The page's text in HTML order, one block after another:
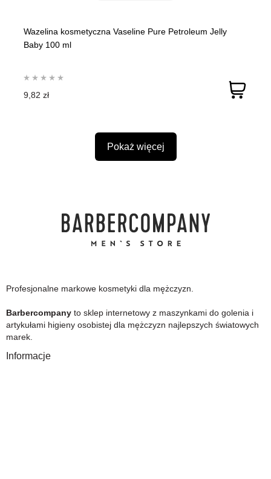
Wazelina kosmetyczna Vaseline Pure Petroleum Jelly
Baby 100 ml
9,82 zł
Pokaż więcej
Profesjonalne markowe kosmetyki dla mężczyzn.
Barbercompany to sklep internetowy z maszynkami do golenia i
artykułami higieny osobistej dla mężczyzn najlepszych światowych
marek.
Informacje